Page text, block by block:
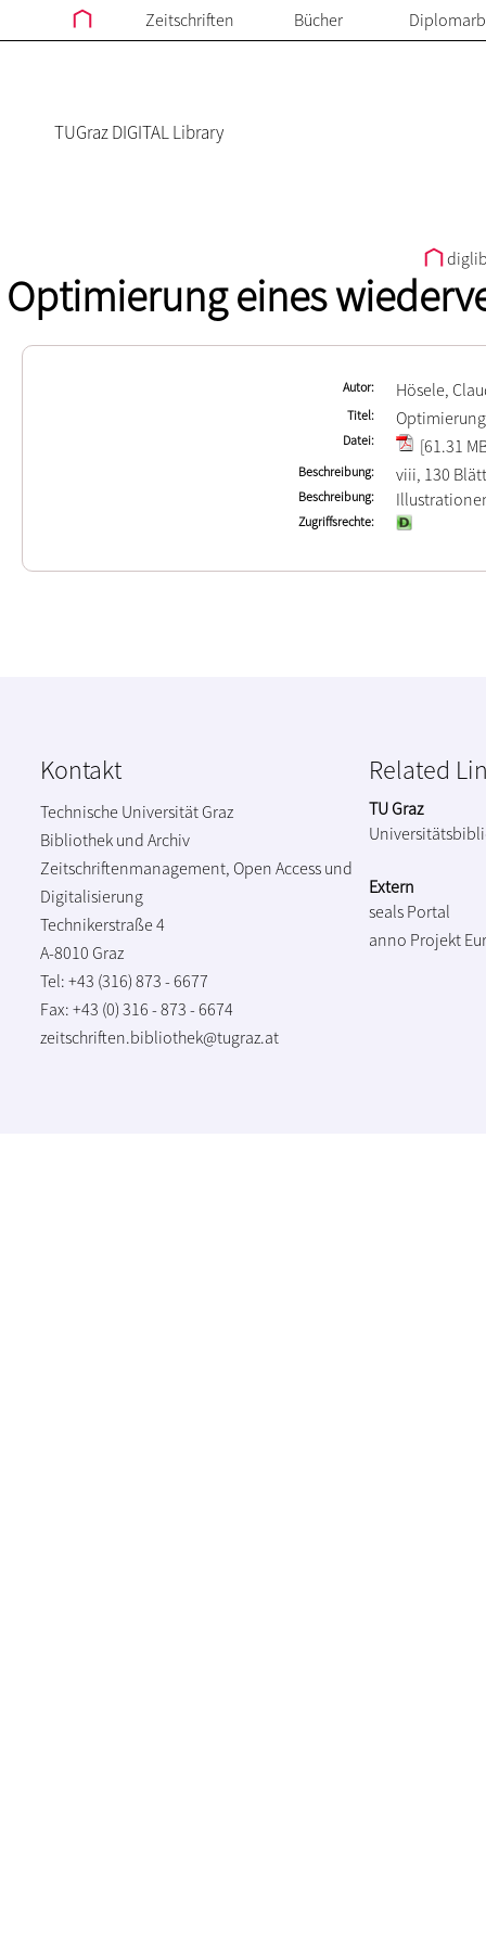
Zeitschriften Bücher
TUGraz DIGITAL Library
Optimierung eines
Autor Hösele,
Titel
Datei [61.31
Beschreibung viii, 130
Beschreibung
Zugriffsrechte
Kontakt
Technische Universität Graz
Bibliothek und Archiv
Zeitschriftenmanagement, Open Access und
Digitalisierung
Technikerstraße 4
A-8010 Graz
Tel: +43 (316) 873 - 6677
Fax: +43 (0) 316 - 873 - 6674
zeitschriften.bibliothek@tugraz.at
Related
TU Graz
Extern
seals Portal
anno Projekt